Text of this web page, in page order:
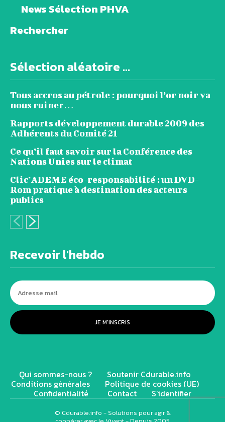
News Sélection PHVA
Rechercher
Sélection aléatoire ...
Tous accros au pétrole : pourquoi l’or noir va
nous ruiner…
Rapports développement durable 2009 des
Adhérents du Comité 21
Ce qu’il faut savoir sur la Conférence des
Nations Unies sur le climat
Clic’ADEME éco-responsabilité : un DVD-
Rom pratique à destination des acteurs
publics
Recevoir l'hebdo
JE M'INSCRIS
Qui sommes-nous ? Soutenir Cdurable.info
Conditions générales Politique de cookies (UE)
Confidentialité Contact S’identifier
© Cdurable.info - Solutions pour agir &